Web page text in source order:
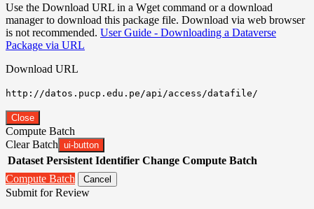
Use the Download URL in a Wget command or a download
manager to download this package file. Download via web browser
is not recommended. User Guide - Downloading a Dataverse
Package via URL
Download URL
http://datos.pucp.edu.pe/api/access/datafile/
Close
Compute Batch
Clear Batch ui-button
Dataset Persistent Identifier Change Compute Batch
Compute Batch
Cancel
Submit for Review